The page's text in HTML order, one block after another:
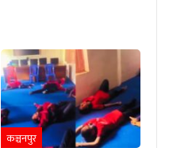
कञ्चनपुर